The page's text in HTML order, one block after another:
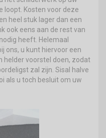
loopt. Kosten voor deze
heel stuk lager dan een
ook eens aan de rest van
heeft. Helemaal
ons, u kunt hiervoor een
helder voorstel doen, zodat
zal zijn. Sisal halve
als u toch besluit om uw